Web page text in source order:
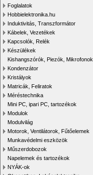
Foglalatok
Hobbielektronika.hu
Induktivitás, Transzformátor
Kábelek, Vezetékek
Kapcsolók, Relék
Készülékek
Kishangszórók, Piezók, Mikrofonok
Kondenzátor
Kristályok
Matricák, Feliratok
Méréstechnika
Mini PC, ipari PC, tartozékok
Modulok
Modulvilág
Motorok, Ventilátorok, Fűtőelemek
Munkavédelmi eszközök
Műszerdobozok
Napelemek és tartozékok
NYÁK-ok